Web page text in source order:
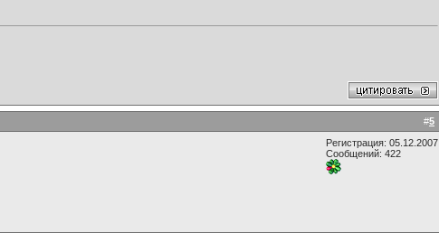
#5
Регистрация: 05.12.2007
Сообщений: 422